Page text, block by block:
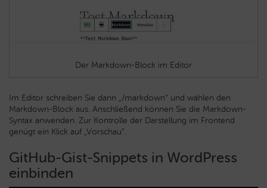
Der Markdown-Block im Editor
Im Editor schreiben Sie dann „/markdown“ und wählen den
Markdown-Block aus. Anschließend können Sie die Markdown-
Syntax anwenden. Zur Kontrolle der Darstellung im Frontend
genügt ein Klick auf „Vorschau“.
GitHub-Gist-Snippets in WordPress
einbinden